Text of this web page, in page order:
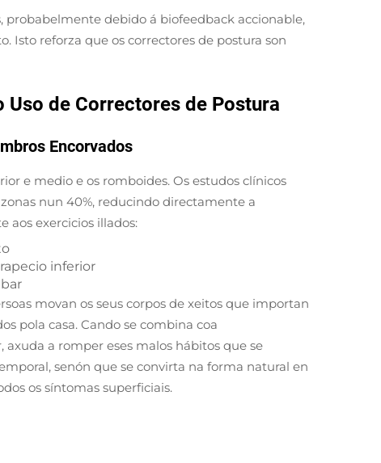
probabelmente debido á biofeedback accionable,
Isto reforza que os correctores de postura son
de Correctores de Postura
Encorvados
e medio e os romboides. Os estudos clínicos
nun 40%, reducindo directamente a
aos exercicios illados:
inferior
movan os seus corpos de xeitos que importan
pola casa. Cando se combina coa
a romper eses malos hábitos que se
senón que se convirta na forma natural en
os síntomas superficiais.